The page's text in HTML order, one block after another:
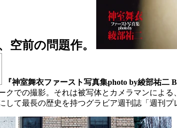
空前の問題作。
『神室舞衣ファースト写真集photo by綾部祐二
クでの撮影。それは被写体とカメラマンによ
て最長の歴史を持つグラビア週刊誌「週刊プ